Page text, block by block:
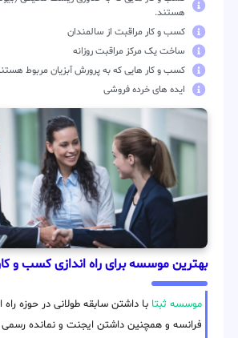
هستند.
کسب و کار مراقبت از سالمندان
ساخت یک مرکز مراقبت روزانه
کسب و کار هایی که به پرورش آبزیان مربوط
ایده های خرده فروشی
بهترین موسسه برای راه اندازی کسب و
موسسه ثبتا با داشتن سابقه طولانی در حوزه
فرانسه و همچنین داشتن ایجنت و نمانده رسمی